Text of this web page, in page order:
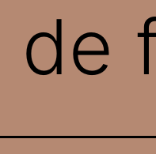
de